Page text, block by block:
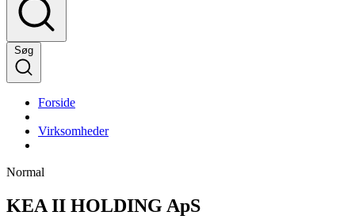
Søg
Forside
Virksomheder
Normal
KEA II HOLDING ApS